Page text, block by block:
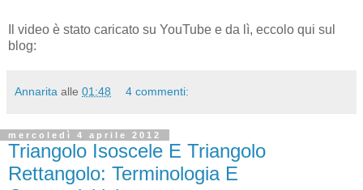
Il video è stato caricato su YouTube e da lì, eccolo qui sul
blog:
Annarita alle 01:48 4 commenti:
mercoledì 4 aprile 2012
Triangolo Isoscele E Triangolo
Rettangolo: Terminologia E